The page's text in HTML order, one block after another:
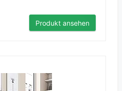
Produkt ansehen